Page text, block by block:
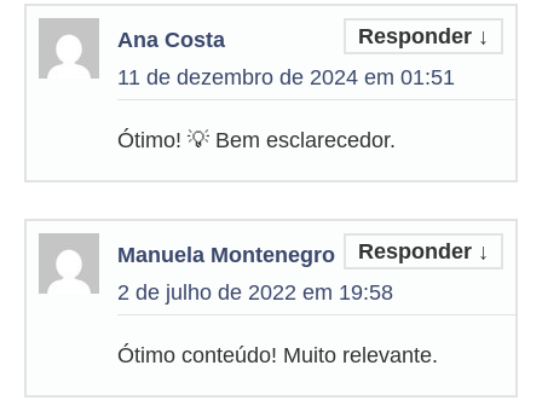
Ana Costa
11 de dezembro de 2024 em 01:51
Responder ↓
Ótimo! 💡 Bem esclarecedor.
Manuela Montenegro
2 de julho de 2022 em 19:58
Responder ↓
Ótimo conteúdo! Muito relevante.